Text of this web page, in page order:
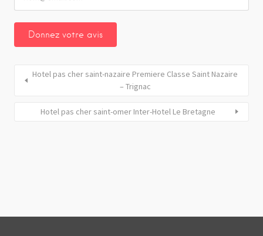
Hotel pas cher saint-nazaire Premiere Classe Saint Nazaire
– Trignac
Hotel pas cher saint-omer Inter-Hotel Le Bretagne